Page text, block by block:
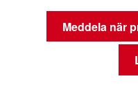
Meddela när